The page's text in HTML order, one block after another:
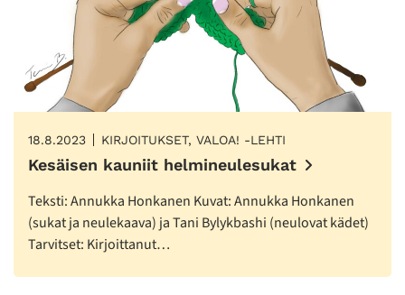
18.8.2023 KIRJOITUKSET, VALOA! -LEHTI
Kesäisen kauniit helmineulesukat
Teksti: Annukka Honkanen Kuvat: Annukka Honkanen
(sukat ja neulekaava) ja Tani Bylykbashi (neulovat kädet)
Tarvitset: Kirjoittanut…